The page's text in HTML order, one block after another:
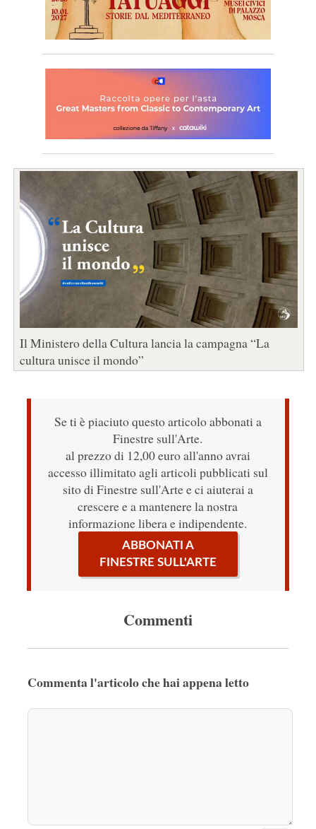
Il Ministero della Cultura lancia la campagna “La
cultura unisce il mondo”
Se ti è piaciuto questo articolo abbonati a
Finestre sull'Arte.
al prezzo di 12,00 euro all'anno avrai
accesso illimitato agli articoli pubblicati sul
sito di Finestre sull'Arte e ci aiuterai a
crescere e a mantenere la nostra
informazione libera e indipendente.
ABBONATI A
FINESTRE SULL'ARTE
Commenti
Commenta l'articolo che hai appena letto